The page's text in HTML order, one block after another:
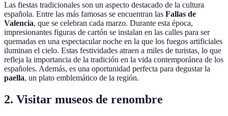
Las fiestas tradicionales son un aspecto destacado de la cultura
española. Entre las más famosas se encuentran las Fallas de
Valencia, que se celebran cada marzo. Durante esta época,
impresionantes figuras de cartón se instalan en las calles para ser
quemadas en una espectacular noche en la que los fuegos artificiales
iluminan el cielo. Estas festividades atraen a miles de turistas, lo que
refleja la importancia de la tradición en la vida contemporánea de los
españoles. Además, es una oportunidad perfecta para degustar la
paella, un plato emblemático de la región.
2. Visitar museos de renombre